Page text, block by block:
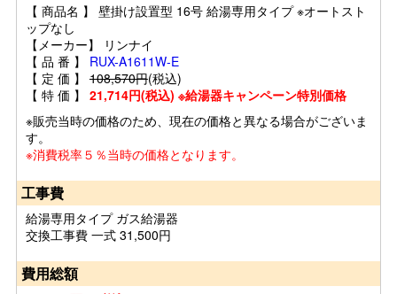
【 商品名 】 壁掛け設置型 16号 給湯専用タイプ ※オートスト
ップなし
【メーカー】 リンナイ
【 品 番 】 RUX-A1611W-E
【 定 価 】 108,570円(税込)
【 特 価 】 21,714円(税込) ※給湯器キャンペーン特別価格
※販売当時の価格のため、現在の価格と異なる場合がございま
す。
※消費税率５％当時の価格となります。
工事費
給湯専用タイプ ガス給湯器
交換工事費 一式 31,500円
費用総額